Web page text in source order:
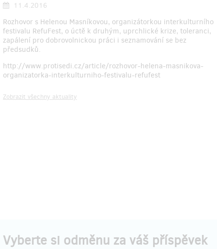
11.4.2016
Rozhovor s Helenou Masníkovou, organizátorkou interkulturního
festivalu RefuFest, o úctě k druhým, uprchlické krize, toleranci,
zapálení pro dobrovolnickou práci i seznamování se bez
předsudků.
http://www.protisedi.cz/article/rozhovor-helena-masnikova-
organizatorka-interkulturniho-festivalu-refufest
Zobrazit všechny aktuality
Vyberte si odměnu za váš příspěvek